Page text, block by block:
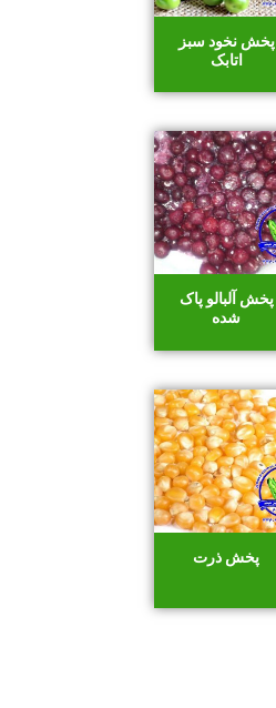
پخش نخود سبز
اتابک
پخش آلبالو پاک
شده
پخش ذرت